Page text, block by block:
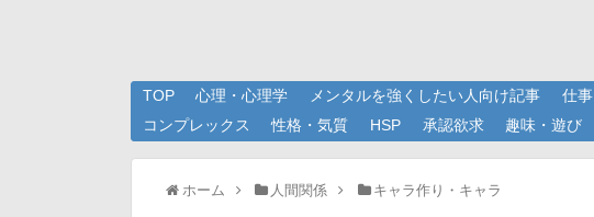
TOP 心理・心理学 メンタルを強くしたい人向け記事 仕事
コンプレックス
性格・気質 HSP 承認欲求 趣味・遊び
ホーム 人間関係 キャラ作り・キャラ